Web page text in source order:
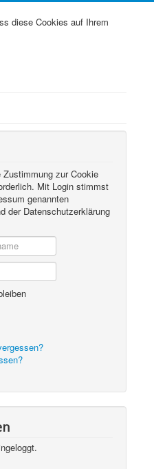
diese Cookies auf Ihrem
Zustimmung zur Cookie
Mit Login stimmst
genannten
der Datenschutzerklärung